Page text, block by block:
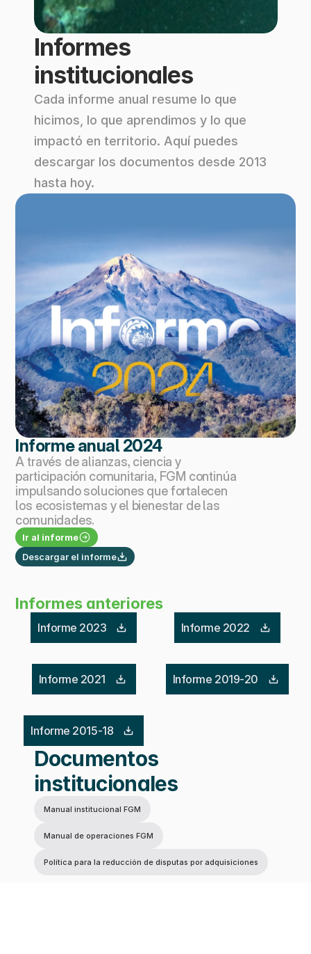
Informes
institucionales
Cada informe anual resume lo que
hicimos, lo que aprendimos y lo que
impactó en territorio. Aquí puedes
descargar los documentos desde 2013
hasta hoy.
Informe anual 2024
A través de alianzas, ciencia y
participación comunitaria, FGM continúa
impulsando soluciones que fortalecen
los ecosistemas y el bienestar de las
comunidades.
Ir al informe
Descargar el informe
Informes anteriores
Informe 2023 Informe 2022
Informe 2021 Informe 2019-20
Informe 2015-18
Documentos
institucionales
Manual institucional FGM
Manual de operaciones FGM
Política para la reducción de disputas por adquisiciones